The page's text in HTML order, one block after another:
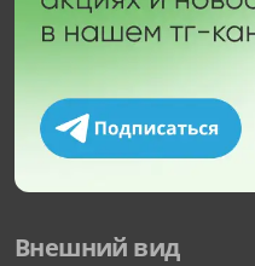
Внешний вид